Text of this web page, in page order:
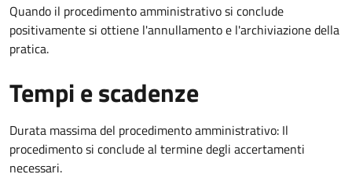
Quando il procedimento amministrativo si conclude
positivamente si ottiene l'annullamento e l'archiviazione della
pratica.
Tempi e scadenze
Durata massima del procedimento amministrativo: Il
procedimento si conclude al termine degli accertamenti
necessari.